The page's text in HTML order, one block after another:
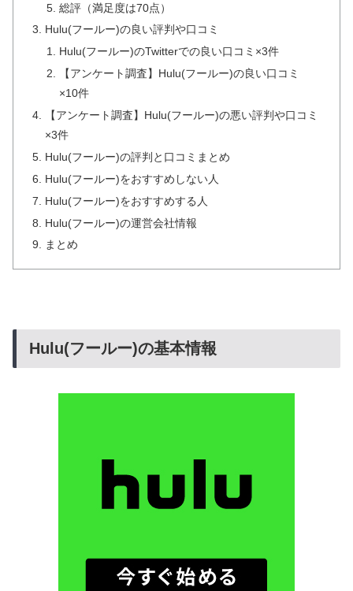
総評（満足度は70点）
Hulu(フールー)の良い評判や口コミ
Hulu(フールー)のTwitterでの良い口コミ×3件
【アンケート調査】Hulu(フールー)の良い口コミ
×10件
【アンケート調査】Hulu(フールー)の悪い評判や口コミ
×3件
Hulu(フールー)の評判と口コミまとめ
Hulu(フールー)をおすすめしない人
Hulu(フールー)をおすすめする人
Hulu(フールー)の運営会社情報
まとめ
Hulu(フールー)の基本情報